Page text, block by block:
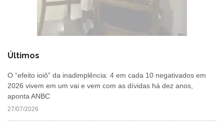
Últimos
O “efeito ioiô” da inadimplência: 4 em cada 10 negativados em
2026 vivem em um vai e vem com as dívidas há dez anos,
aponta ANBC
27/07/2026